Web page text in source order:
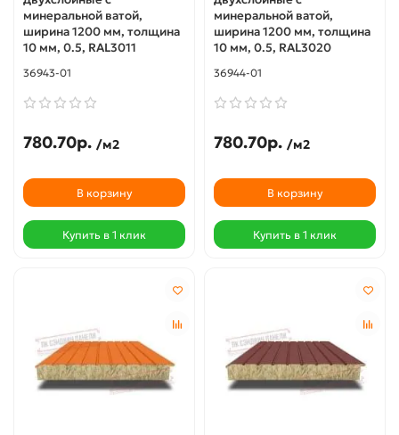
минеральной ватой,
ширина 1200 мм, толщина
10 мм, 0.5, RAL3011
36943-01
780.70р. /м2
В корзину
Купить в 1 клик
минеральной ватой,
ширина 1200 мм, толщина
10 мм, 0.5, RAL3020
36944-01
780.70р. /м2
В корзину
Купить в 1 клик